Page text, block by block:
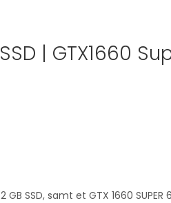
| GTX1660
SSD, samt et GTX 1660 SUPER